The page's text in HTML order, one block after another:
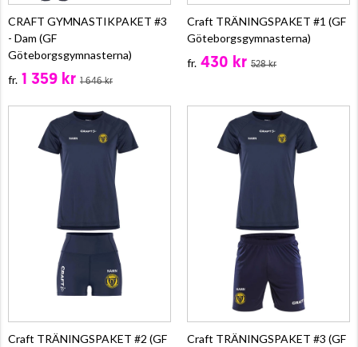
CRAFT GYMNASTIKPAKET #3
- Dam (GF
Göteborgsgymnasterna)
fr. 1 359 kr 1 646 kr
Craft TRÄNINGSPAKET #1 (GF
Göteborgsgymnasterna)
fr. 430 kr 528 kr
Craft TRÄNINGSPAKET #2 (GF
Craft TRÄNINGSPAKET #3 (GF